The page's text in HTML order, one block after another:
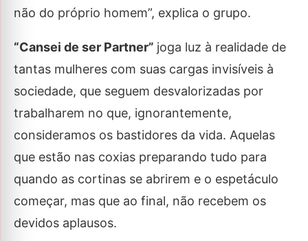
não do próprio homem”, explica o grupo.
“Cansei de ser Partner” joga luz à realidade de
tantas mulheres com suas cargas invisíveis à
sociedade, que seguem desvalorizadas por
trabalharem no que, ignorantemente,
consideramos os bastidores da vida. Aquelas
que estão nas coxias preparando tudo para
quando as cortinas se abrirem e o espetáculo
começar, mas que ao final, não recebem os
devidos aplausos.